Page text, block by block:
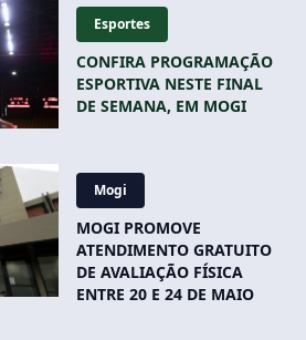
Esportes
CONFIRA PROGRAMAÇÃO
ESPORTIVA NESTE FINAL
DE SEMANA, EM MOGI
Mogi
MOGI PROMOVE
ATENDIMENTO GRATUITO
DE AVALIAÇÃO FÍSICA
ENTRE 20 E 24 DE MAIO